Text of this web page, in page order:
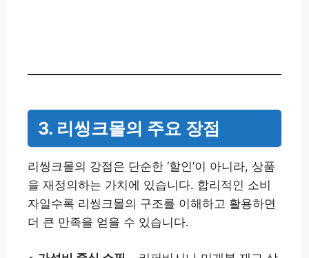
3. 리씽크몰의 주요 장점
리씽크몰의 강점은 단순한 ‘할인’이 아니라, 상품
을 재정의하는 가치에 있습니다. 합리적인 소비
자일수록 리씽크몰의 구조를 이해하고 활용하면
더 큰 만족을 얻을 수 있습니다.